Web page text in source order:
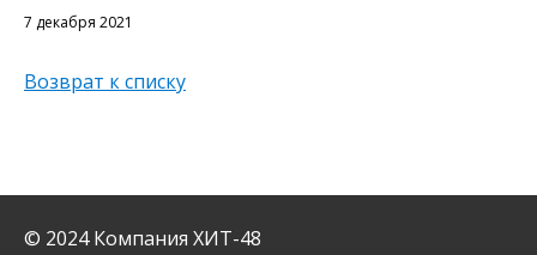
7 декабря 2021
Возврат к списку
© 2024 Компания ХИТ-48